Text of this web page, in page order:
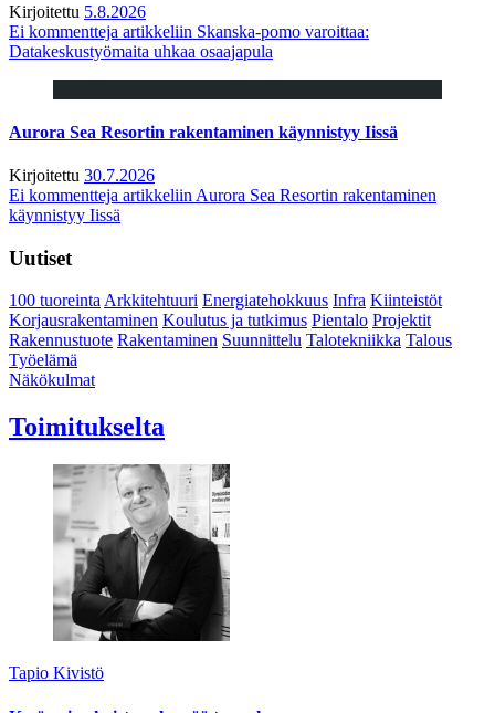
Kirjoitettu 5.8.2026
Ei kommentteja artikkeliin Skanska-pomo varoittaa:
Datakeskustyömaita uhkaa osaajapula
Aurora Sea Resortin rakentaminen käynnistyy Iissä
Kirjoitettu 30.7.2026
Ei kommentteja artikkeliin Aurora Sea Resortin rakentaminen
käynnistyy Iissä
Uutiset
100 tuoreintaArkkitehtuuri Energiatehokkuus Infra Kiinteistöt
Korjausrakentaminen Koulutus ja tutkimus Pientalo Projektit
Rakennustuote Rakentaminen Suunnittelu Talotekniikka Talous
Työelämä
Näkökulmat
Toimitukselta
Tapio Kivistö